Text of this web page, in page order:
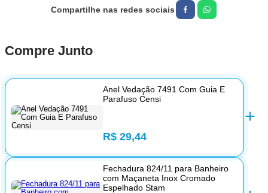
Compre Junto
Anel Vedação 7491 Com Guia E
Parafuso Censi
R$ 29,44
Fechadura 824/11 para Banheiro
com Maçaneta Inox Cromado
Espelhado Stam